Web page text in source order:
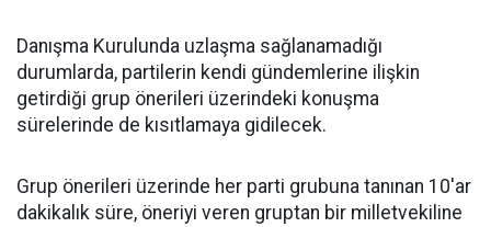
Danışma Kurulunda uzlaşma sağlanamadığı
durumlarda, partilerin kendi gündemlerine ilişkin
getirdiği grup önerileri üzerindeki konuşma
sürelerinde de kısıtlamaya gidilecek.
Grup önerileri üzerinde her parti grubuna tanınan 10'ar
dakikalık süre, öneriyi veren gruptan bir milletvekiline